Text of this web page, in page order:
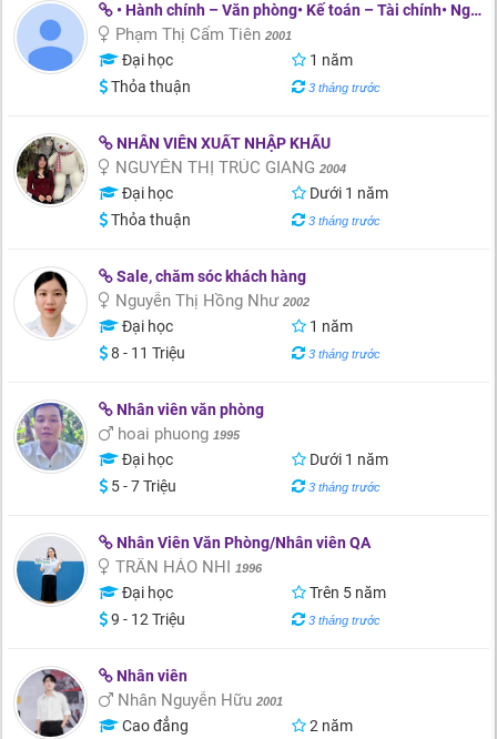
• Hành chính – Văn phòng• Kế toán – Tài chính• Ngân hàng – Tư vấn khách hàng
Phạm Thị Cẩm Tiên 2001
Đại học
1 năm
Thỏa thuận
3 tháng trước
NHÂN VIÊN XUẤT NHẬP KHẨU
NGUYỄN THỊ TRÚC GIANG 2004
Đại học
Dưới 1 năm
Thỏa thuận
3 tháng trước
Sale, chăm sóc khách hàng
Nguyễn Thị Hồng Như 2002
Đại học
1 năm
8 - 11 Triệu
3 tháng trước
Nhân viên văn phòng
hoai phuong 1995
Đại học
Dưới 1 năm
5 - 7 Triệu
3 tháng trước
Nhân Viên Văn Phòng/Nhân viên QA
TRẦN HẢO NHI 1996
Đại học
Trên 5 năm
9 - 12 Triệu
3 tháng trước
Nhân viên
Nhân Nguyễn Hữu 2001
Cao đẳng
2 năm